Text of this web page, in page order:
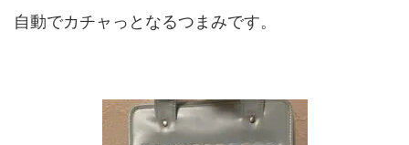
自動でカチャっとなるつまみです。